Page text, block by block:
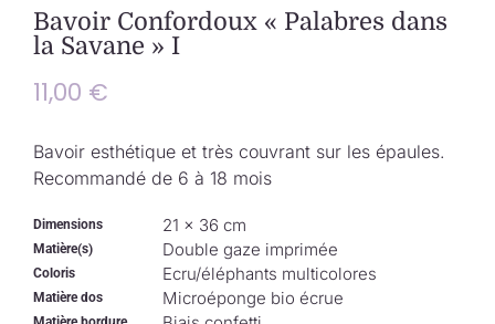
Collection de Noël
Nous contacter
Bavoir Confordoux « Palabres dans
la Savane » I
11,00 €
Bavoir esthétique et très couvrant sur les épaules.
Recommandé de 6 à 18 mois
Dimensions 21 × 36 cm
Matière(s) Double gaze imprimée
Coloris Ecru/éléphants multicolores
Matière dos Microéponge bio écrue